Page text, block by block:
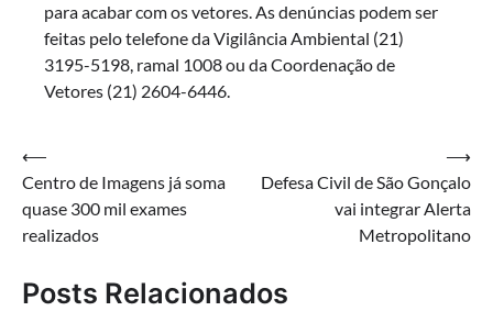
para acabar com os vetores. As denúncias podem ser
feitas pelo telefone da Vigilância Ambiental (21)
3195-5198, ramal 1008 ou da Coordenação de
Vetores (21) 2604-6446.
Navegação
de
Post
⟵
Centro de Imagens já soma
quase 300 mil exames
realizados
Defesa Civil de São Gonçalo
vai integrar Alerta
Metropolitano
⟶
Posts Relacionados